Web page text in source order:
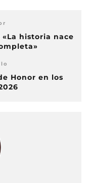
«La historia nace
Honor en los